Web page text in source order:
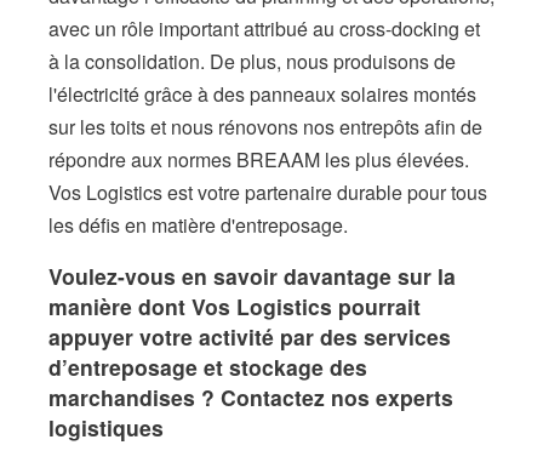
avec un rôle important attribué au cross-docking et
à la consolidation. De plus, nous produisons de
l'électricité grâce à des panneaux solaires montés
sur les toits et nous rénovons nos entrepôts afin de
répondre aux normes BREAAM les plus élevées.
Vos Logistics est votre partenaire durable pour tous
les défis en matière d'entreposage.
Voulez-vous en savoir davantage sur la
manière dont Vos Logistics pourrait
appuyer votre activité par des services
d’entreposage et stockage des
marchandises ? Contactez nos experts
logistiques